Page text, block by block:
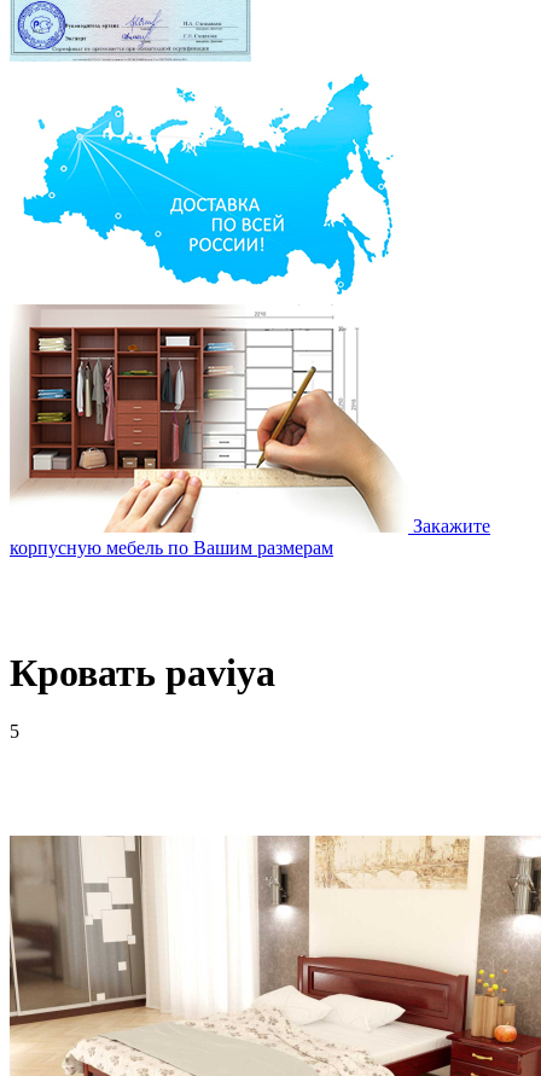
Закажите
корпусную мебель по Вашим размерам
Кровать paviya
5